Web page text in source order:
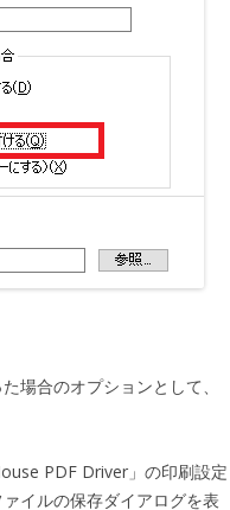
場合のオプションとして、
PDF Driver」の印刷設定
イルの保存ダイアログを表